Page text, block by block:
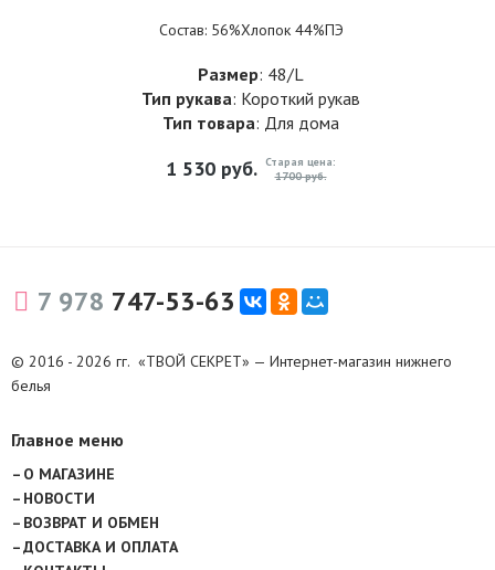
Состав: 56%Хлопок 44%ПЭ
Размер: 48/L
Тип рукава: Короткий рукав
Тип товара: Для дома
1 530 руб. Старая цена:
1700 руб.
7 978 747-53-63
© 2016 - 2026 гг. «ТВОЙ СЕКРЕТ» — Интернет-магазин нижнего
белья
Главное меню
О МАГАЗИНЕ
НОВОСТИ
ВОЗВРАТ И ОБМЕН
ДОСТАВКА И ОПЛАТА